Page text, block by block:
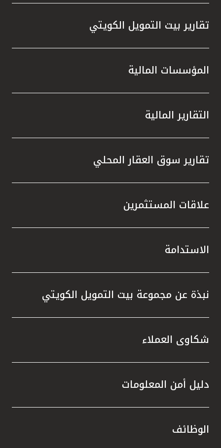
تقارير بيت التمويل الكويتي
المؤسسات المالية
التقارير المالية
تقارير سوق العقار المحلي
علاقات المستثمرين
الاستدامة
نبذة عن مجموعة بيت التمويل الكويتي
شكاوى العملاء
دليل أمن المعلومات
الوظائف